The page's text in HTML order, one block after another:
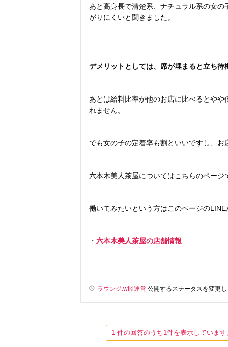
あと高身長で清楚系、ナチュラル系の女
がりにくいと聞きました。
デメリットとしては、席が埋まると立ち待
あとは給料比率が他のお店に比べるとや
れません。
でも女の子の定着率も割といいですし、
六本木美人茶屋についてはこちらのページ
働いてみたいという方はこのページの
・ 六本木美人茶屋の店舗情報
ラウンジ.wiki運営 公開するステータスを変更
1 件の回答のうち1件を表示していま